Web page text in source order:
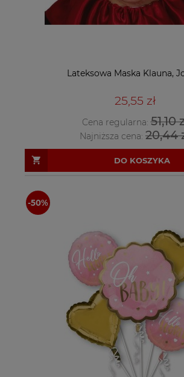
Lateksowa Maska Klauna,
25,55 zł
Cena regularna:51,10
Najniższa cena: 20,44
DO KOSZYKA